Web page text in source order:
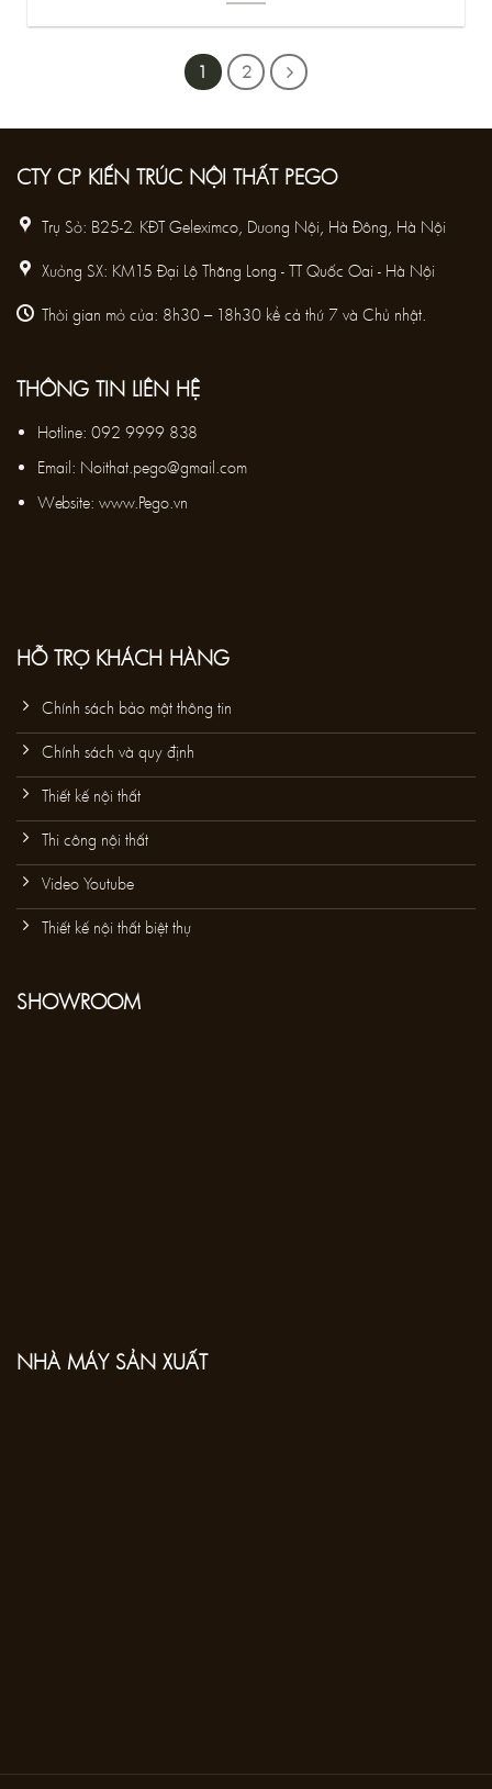
1 2
CTY CP KIẾN TRÚC NỘI THẤT PEGO
Trụ Sở: B25-2. KĐT Geleximco, Dương Nội, Hà Đông, Hà Nội
Xưởng SX: KM15 Đại Lộ Thăng Long - TT Quốc Oai - Hà Nội
Thời gian mở cửa: 8h30 – 18h30 kể cả thứ 7 và Chủ nhật.
THÔNG TIN LIÊN HỆ
Hotline: 092 9999 838
Email: Noithat.pego@gmail.com
Website: www.Pego.vn
HỖ TRỢ KHÁCH HÀNG
Chính sách bảo mật thông tin
Chính sách và quy định
Thiết kế nội thất
Thi công nội thất
Video Youtube
Thiết kế nội thất biệt thự
SHOWROOM
NHÀ MÁY SẢN XUẤT